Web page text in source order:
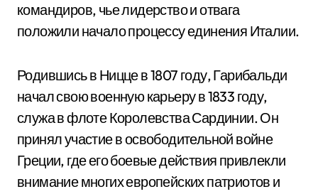
командиров, чье лидерство и отвага
положили начало процессу единения Италии.
Родившись в Ницце в 1807 году, Гарибальди
начал свою военную карьеру в 1833 году,
служа в флоте Королевства Сардинии. Он
принял участие в освободительной войне
Греции, где его боевые действия привлекли
внимание многих европейских патриотов и